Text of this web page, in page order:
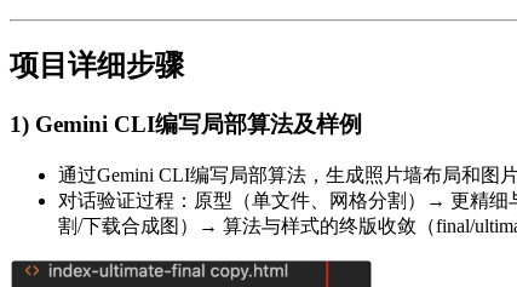
项目详细步骤
1) Gemini CLI编写局部算法及样例
通过Gemini CLI编写局部算法，生成照片墙布局和图
对话验证过程：原型（单文件、网格分割）→ 更精
割/下载合成图）→ 算法与样式的终版收敛（final/